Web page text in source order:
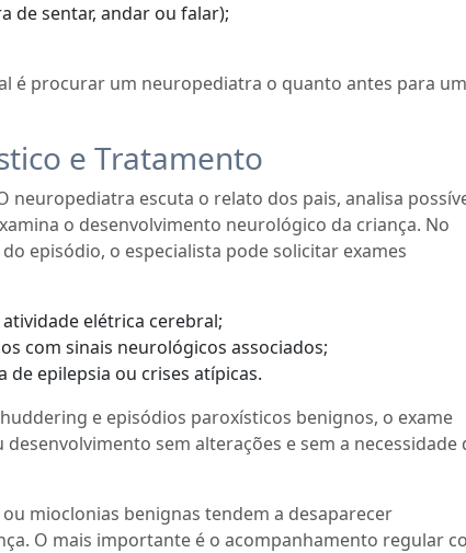
de sentar, andar ou falar);
é procurar um neuropediatra o quanto antes para
e Tratamento
neuropediatra escuta o relato dos pais, analisa
o desenvolvimento neurológico da criança. No
episódio, o especialista pode solicitar exames
elétrica cerebral;
com sinais neurológicos associados;
de epilepsia ou crises atípicas.
e episódios paroxísticos benignos, o exame
sem alterações e sem a necessidade
mioclonias benignas tendem a desaparecer
O mais importante é o acompanhamento regular